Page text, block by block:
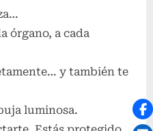
órgano, a cada
y también te
luminosa.